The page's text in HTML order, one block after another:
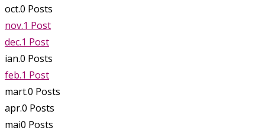
oct.0 Posts
nov.1 Post
dec.1 Post
ian.0 Posts
feb.1 Post
mart.0 Posts
apr.0 Posts
mai0 Posts